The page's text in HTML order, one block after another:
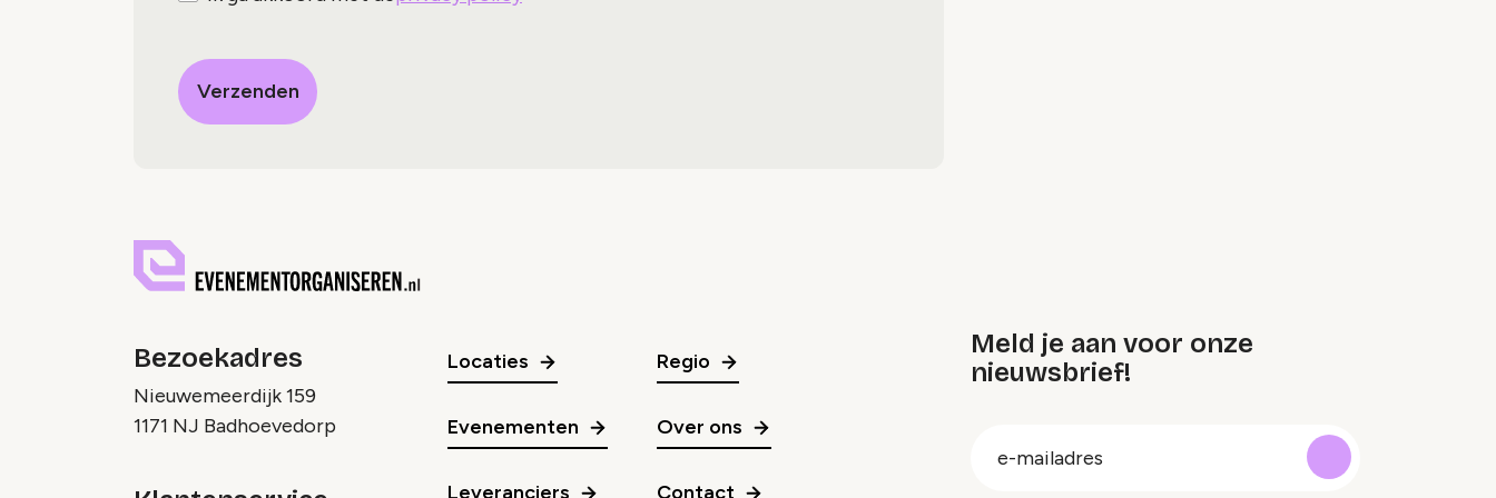
Bezoekadres
Nieuwemeerdijk 159
1171 NJ Badhoevedorp
Locaties
Evenementen
Leveranciers
Regio
Over ons
Contact
Meld je aan voor onze
nieuwsbrief!